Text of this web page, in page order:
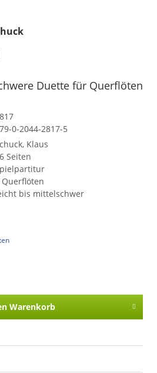
Duette für Querflöten
0-2044-2817-5
Klaus
Seiten
Querflöten
bis mittelschwer
Warenkorb